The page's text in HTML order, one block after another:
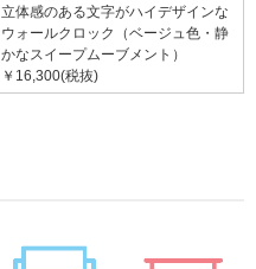
立体感のある文字がハイデザインな
ウォールクロック（ベージュ色・静
かなスイープムーブメント）
￥16,300(税抜)